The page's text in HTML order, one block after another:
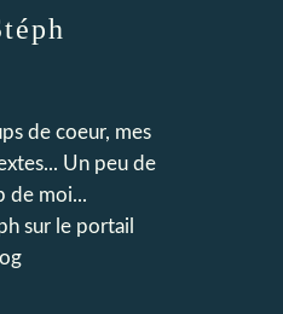
de coeur, mes
Un peu de
de moi...
sur le portail